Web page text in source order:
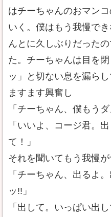
はチーちゃんのおマン
いく。僕はもう我慢で
んとに久しぶりだった
た。チーちゃんは目を
ッ」と切ない息を漏ら
ますます興奮し
「チーちゃん、僕もう
「いいよ、コージ君。
て！」
それを聞いてもう我慢が
「チーちゃん、出るよ
ッ!!」
「出して。いっぱい出し